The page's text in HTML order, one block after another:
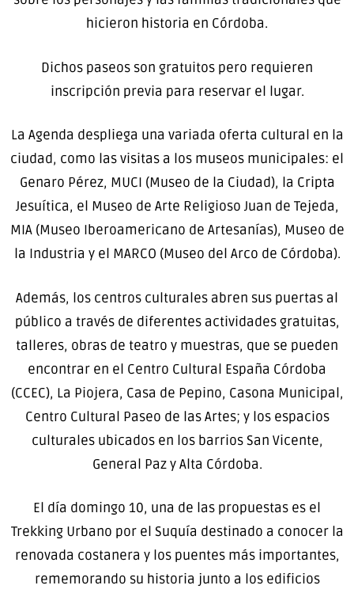
hicieron historia en Córdoba.
Dichos paseos son gratuitos pero requieren
inscripción previa para reservar el lugar.
La Agenda despliega una variada oferta cultural en la
ciudad, como las visitas a los museos municipales: el
Genaro Pérez, MUCI (Museo de la Ciudad), la Cripta
Jesuítica, el Museo de Arte Religioso Juan de Tejeda,
MIA (Museo Iberoamericano de Artesanías), Museo de
la Industria y el MARCO (Museo del Arco de Córdoba).
Además, los centros culturales abren sus puertas al
público a través de diferentes actividades gratuitas,
talleres, obras de teatro y muestras, que se pueden
encontrar en el Centro Cultural España Córdoba
(CCEC), La Piojera, Casa de Pepino, Casona Municipal,
Centro Cultural Paseo de las Artes; y los espacios
culturales ubicados en los barrios San Vicente,
General Paz y Alta Córdoba.
El día domingo 10, una de las propuestas es el
Trekking Urbano por el Suquía destinado a conocer la
renovada costanera y los puentes más importantes,
rememorando su historia junto a los edificios